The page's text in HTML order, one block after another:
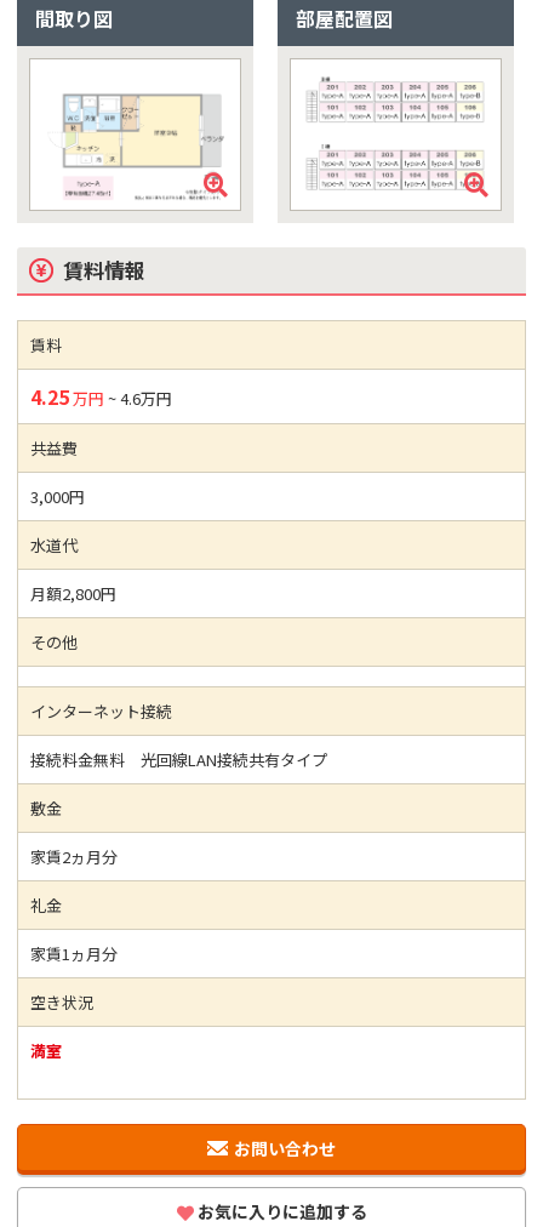
間取り図 部屋配置図
賃料情報
賃料
4.25万円 ~ 4.6万円
共益費
3,000円
水道代
月額2,800円
その他
インターネット接続
接続料金無料 光回線LAN接続共有タイプ
敷金
家賃2ヵ月分
礼金
家賃1ヵ月分
空き状況
満室
お問い合わせ
お気に入りに追加する